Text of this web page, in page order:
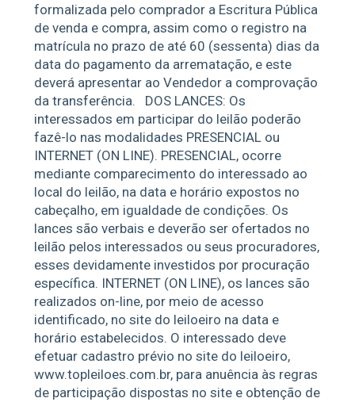
formalizada pelo comprador a Escritura Pública
de venda e compra, assim como o registro na
matrícula no prazo de até 60 (sessenta) dias da
data do pagamento da arrematação, e este
deverá apresentar ao Vendedor a comprovação
da transferência.
DOS LANCES: Os
interessados em participar do leilão poderão
fazê-lo nas modalidades PRESENCIAL ou
INTERNET (ON LINE). PRESENCIAL, ocorre
mediante comparecimento do interessado ao
local do leilão, na data e horário expostos no
cabeçalho, em igualdade de condições. Os
lances são verbais e deverão ser ofertados no
leilão pelos interessados ou seus procuradores,
esses devidamente investidos por procuração
específica. INTERNET (ON LINE), os lances são
realizados on-line, por meio de acesso
identificado, no site do leiloeiro na data e
horário estabelecidos. O interessado deve
efetuar cadastro prévio no site do leiloeiro,
www.topleiloes.com.br, para anuência às regras
de participação dispostas no site e obtenção de